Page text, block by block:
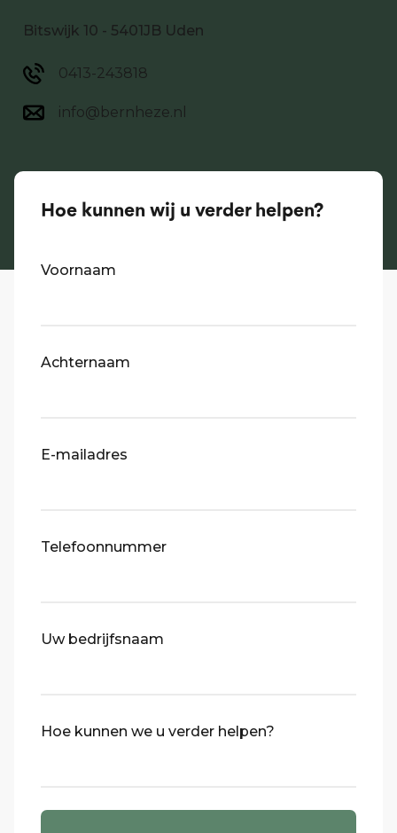
Hoe kunnen wij u verder helpen?
Voornaam
Achternaam
E-mailadres
Telefoonnummer
Uw bedrijfsnaam
Hoe kunnen we u verder helpen?
Bitswijk 10 - 5401JB Uden
0413-243818
info@bernheze.nl